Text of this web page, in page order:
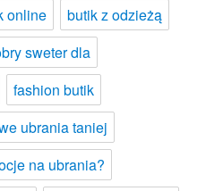
online
butik z odzieżą
sweter dla
fashion butik
ubrania taniej
na ubrania?